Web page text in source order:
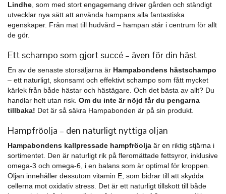
Lindhe , som med stort engagemang driver gården och ständigt
utvecklar nya sätt att använda hampans alla fantastiska
egenskaper. Från mat till hudvård – hampan står i centrum för allt
de gör.
Ett schampo som gjort succé – även för din häst
En av de senaste storsäljarna är Hampabondens hästschampo
– ett naturligt, skonsamt och effektivt schampo som fått mycket
kärlek från både hästar och hästägare. Och det bästa av allt? Du
handlar helt utan risk. Om du inte är nöjd får du pengarna
tillbaka! Det är så säkra Hampabonden är på sin produkt.
Hampfröolja – den naturligt nyttiga oljan
Hampabondens kallpressade hampfröolja är en riktig stjärna i
sortimentet. Den är naturligt rik på fleromättade fettsyror, inklusive
omega-3 och omega-6, i en balans som är optimal för kroppen.
Oljan innehåller dessutom vitamin E, som bidrar till att skydda
cellerna mot oxidativ stress. Det är ett naturligt tillskott till både